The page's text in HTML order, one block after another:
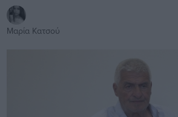
Μαρία Κατσού